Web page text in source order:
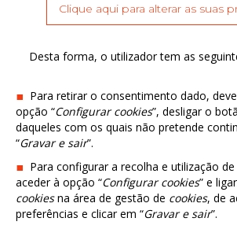
Clique aqui para alterar as suas
Desta forma, o utilizador tem as
Para retirar o consentimento dado,
opção “Configurar cookies”, desligar o
daqueles com os quais não pretende
“Gravar e sair”.
Para configurar a recolha e utilização de
aceder à opção “Configurar cookies” e
cookiesna área de gestão de cookies, de
preferências e clicar em “Gravar e sair”.